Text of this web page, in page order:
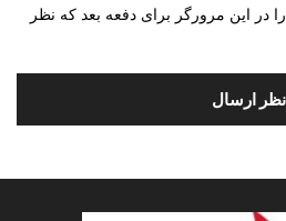
در این مرورگر برای دفعه بعد که نظر